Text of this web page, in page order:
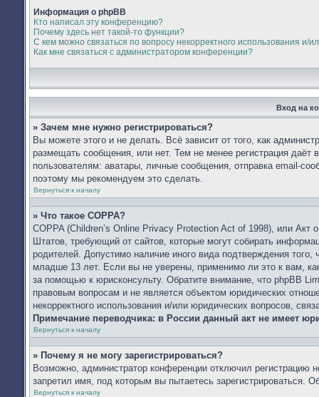
Информация о phpBB
Кто написал эту конференцию?
Почему здесь нет такой-то функции?
С кем можно связаться по вопросу некорректного использования
Как мне связаться с администратором конференции?
Вход на
» Зачем мне нужно регистрироваться?
Вы можете этого и не делать. Всё зависит от того, как
размещать сообщения, или нет. Тем не менее регистрация
пользователям: аватары, личные сообщения, отправка email-
поэтому мы рекомендуем это сделать.
Вернуться к началу
» Что такое COPPA?
COPPA (Children’s Online Privacy Protection Act of 1998), или Акт
Штатов, требующий от сайтов, которые могут собирать
родителей. Допустимо наличие иного вида подтверждения
младше 13 лет. Если вы не уверены, применимо ли это к вам,
за помощью к юрисконсульту. Обратите внимание, что phpBB
правовым вопросам и не является объектом юридических
некорректного использования и/или юридических вопросов,
Примечание переводчика: в России данный акт не имеет
Вернуться к началу
» Почему я не могу зарегистрироваться?
Возможно, администратор конференции отключил регистрацию
запретил имя, под которым вы пытаетесь зарегистрироваться.
Вернуться к началу